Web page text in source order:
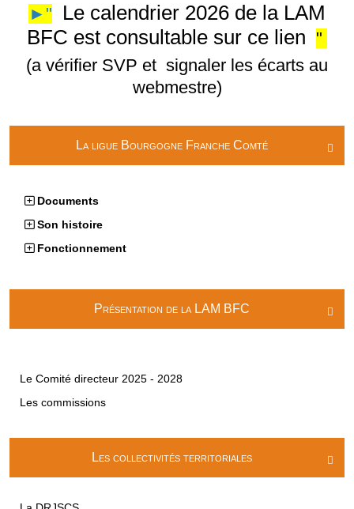

La ligue Bourgogne Franche Comté
Documents
Son histoire
Fonctionnement

Présentation de la LAM BFC
Le Comité directeur 2025 - 2028
Les commissions

Les collectivités territoriales
►"
Le calendrier 2026 de la LAM
BFC est consultable sur ce lien "
(a vérifier SVP et signaler les écarts au
webmestre)